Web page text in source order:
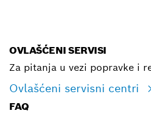
OVLAŠĆENI SERVISI
Za pitanja u vezi popravke i
Ovlašćeni servisni centri
FAQ